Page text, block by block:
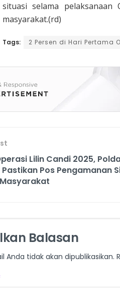
situasi selama pelaksanaan
masyarakat.(rd)
Tags: 2 Persen di Hari Pertama
Lilin Candi 2025,
Pos Pengamanan
Balasan
Anda tidak akan dipublikasikan.